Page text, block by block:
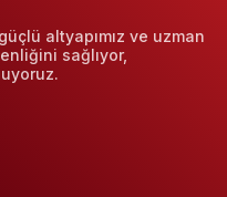
altyapımız ve uzman
sağlıyor,